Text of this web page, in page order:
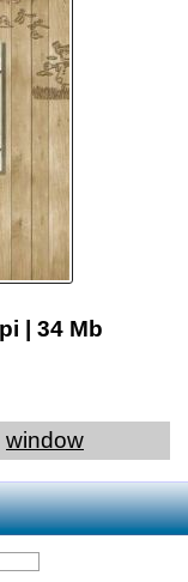
| 34 Mb
window